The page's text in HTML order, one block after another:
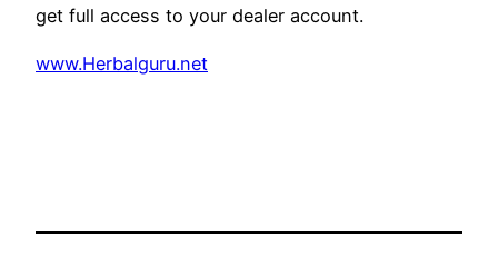
get full access to your dealer account.
www.Herbalguru.net